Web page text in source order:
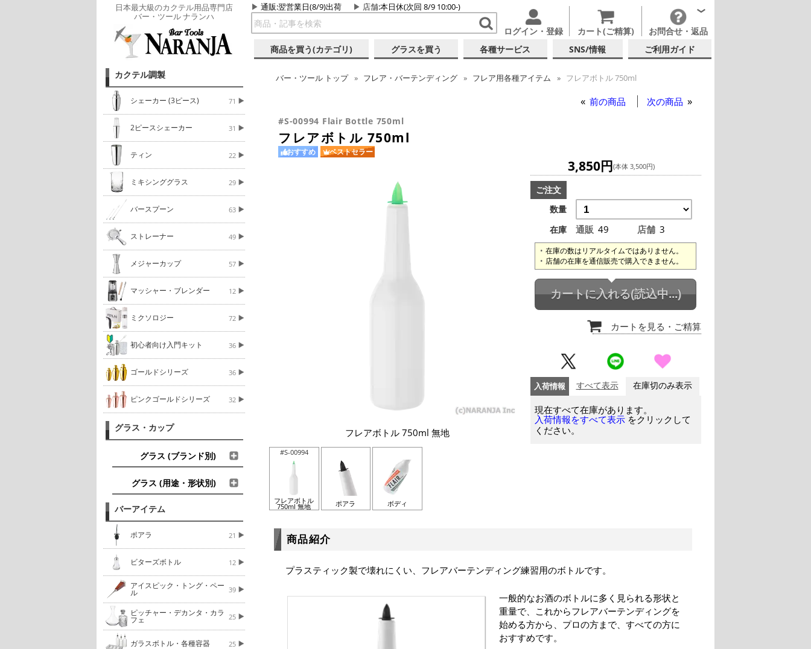
日本最大級のカクテル用品専門店
バー・ツール ナランハ
通販:翌営業日(8/9)出荷 店舗:本日休(次回 8/9 10:00-)
ログイン・登録 カート(ご精算) お問合せ・返品
商品を買う(カテゴリ) グラスを買う 各種サービス SNS/情報 ご利用ガイド
カクテル調製
シェーカー (3ピース) 71
2ピースシェーカー 31
ティン 22
ミキシンググラス 29
バースプーン 63
ストレーナー 49
メジャーカップ 57
マッシャー・ブレンダー 12
ミクソロジー 72
初心者向け入門キット 36
ゴールドシリーズ 36
ピンクゴールドシリーズ 32
グラス・カップ
グラス (ブランド別)
グラス (用途・形状別)
バーアイテム
ポアラ 21
ビターズボトル 12
アイスピック・トング・ペー
ル 39
ピッチャー・デカンタ・カラ
フェ 25
ガラスボトル・各種容器 25
バー・ツール トップ フレア・バーテンディング フレア用各種アイテム フレアボトル 750ml
前の商品 次の商品
#S-00994 Flair Bottle 750ml
フレアボトル 750ml
おすすめ ベストセラー
フレアボトル 750ml 無地
#S-00994
フレアボトル
750ml 無地 ポアラ ボディ
3,850円(本体 3,500円)
ご注文
数量
在庫
通販 49 店舗 3
在庫の数はリアルタイムではありません。
店舗の在庫を通信販売で購入できません。
カートに入れる(読込中...)
カートを見る ・ご精算
入荷情報 すべて表示 在庫切のみ表示
現在すべて在庫があります。
入荷情報をすべて表示 をクリックして
ください。
商品紹介
プラスティック製で壊れにくい、フレアバーテンディング練習用のボトルです。
一般的なお酒のボトルに多く見られる形状と
重量で、これからフレアバーテンディングを
始める方から、プロの方まで、すべての方に
おすすめです。